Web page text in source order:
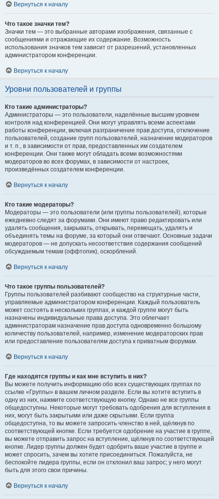
Вернуться к началу
Что такое значки тем?
Значки тем — это выбранные авторами изображения, связанные с
сообщениями и отражающие их содержание. Возможность
использования значков тем зависит от разрешений, установленных
администратором конференции.
Вернуться к началу
Уровни пользователей и группы
Кто такие администраторы?
Администраторы — это пользователи, наделённые высшим уровнем
контроля над конференцией. Они могут управлять всеми аспектами
работы конференции, включая разграничение прав доступа, отключение
пользователей, создание групп пользователей, назначение модераторов
и т. п., в зависимости от прав, предоставленных им создателем
конференции. Они также могут обладать всеми возможностями
модераторов во всех форумах, в зависимости от настроек,
произведённых создателем конференции.
Вернуться к началу
Кто такие модераторы?
Модераторы — это пользователи (или группы пользователей), которые
ежедневно следят за форумами. Они имеют право редактировать или
удалять сообщения, закрывать, открывать, перемещать, удалять и
объединять темы на форуме, за который они отвечают. Основные задачи
модераторов — не допускать несоответствия содержания сообщений
обсуждаемым темам (оффтопик), оскорблений.
Вернуться к началу
Что такое группы пользователей?
Группы пользователей разбивают сообщество на структурные части,
управляемые администратором конференции. Каждый пользователь
может состоять в нескольких группах, и каждой группе могут быть
назначены индивидуальные права доступа. Это облегчает
администраторам назначение прав доступа одновременно большому
количеству пользователей, например, изменение модераторских прав
или предоставление пользователям доступа к приватным форумам.
Вернуться к началу
Где находятся группы и как мне вступить в них?
Вы можете получить информацию обо всех существующих группах по
ссылке «Группы» в вашем личном разделе. Если вы хотите вступить в
одну из них, нажмите соответствующую кнопку. Однако не все группы
общедоступны. Некоторые могут требовать одобрения для вступления в
них, могут быть закрытыми или даже скрытыми. Если группа
общедоступна, то вы можете запросить членство в ней, щёлкнув по
соответствующей кнопке. Если требуется одобрение на участие в группе,
вы можете отправить запрос на вступление, щёлкнув по соответствующей
кнопке. Лидер группы должен будет одобрить ваше участие в группе и
может спросить, зачем вы хотите присоединиться. Пожалуйста, не
беспокойте лидера группы, если он отклонил ваш запрос; у него могут
быть для этого свои причины.
Вернуться к началу